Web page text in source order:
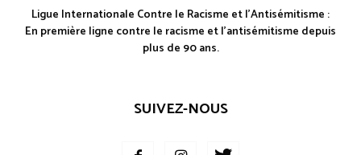
Ligue Internationale Contre le Racisme et l'Antisémitisme :
En première ligne contre le racisme et l'antisémitisme depuis
plus de 90 ans.
SUIVEZ-NOUS